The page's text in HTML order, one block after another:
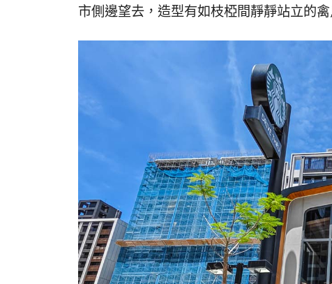
市側邊望去，造型有如枝椏間靜靜站立的